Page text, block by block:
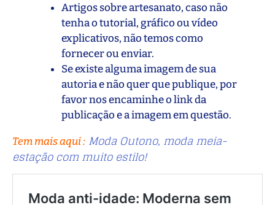
Artigos sobre artesanato, caso não
tenha o tutorial, gráfico ou vídeo
explicativos, não temos como
fornecer ou enviar.
Se existe alguma imagem de sua
autoria e não quer que publique, por
favor nos encaminhe o link da
publicação e a imagem em questão.
Tem mais aqui: Moda Outono, moda meia-
estação com muito estilo!